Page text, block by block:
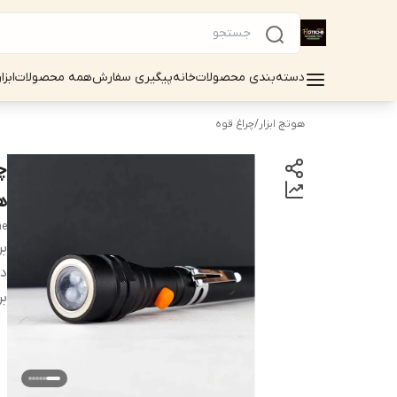
دسته‌بندی محصولاتخانهپیگیری سفارشهمه محصولات
هوتچ ابزار/چراغ قوه